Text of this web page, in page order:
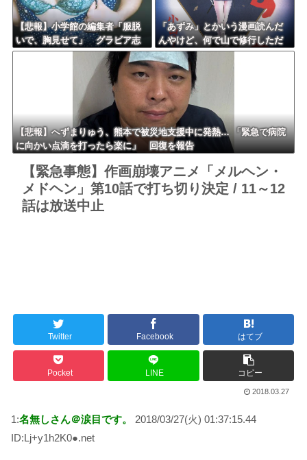
【悲報】小学館の編集者「服脱
いで、胸見せて」 グラビア志
望の女性に迫った過激要求
「あずみ」とかいう漫画読んだ
んやけど、何で山で修行しただ
けの子供達があんなに強いんや
【悲報】へずまりゅう、熊本で被災地支援中に発熱… 「緊急で病院
に向かい点滴を打ったら楽に」 回復を報告
【緊急事態】作画崩壊アニメ「メルヘン・
メドヘン」第10話で打ち切り決定 / 11～12
話は放送中止
Twitter Facebook はてブ
Pocket LINE コピー
2018.03.27
1:名無しさん＠涙目です。
2018/03/27(火) 01:37:15.44
ID:Lj+y1h2K0●.net